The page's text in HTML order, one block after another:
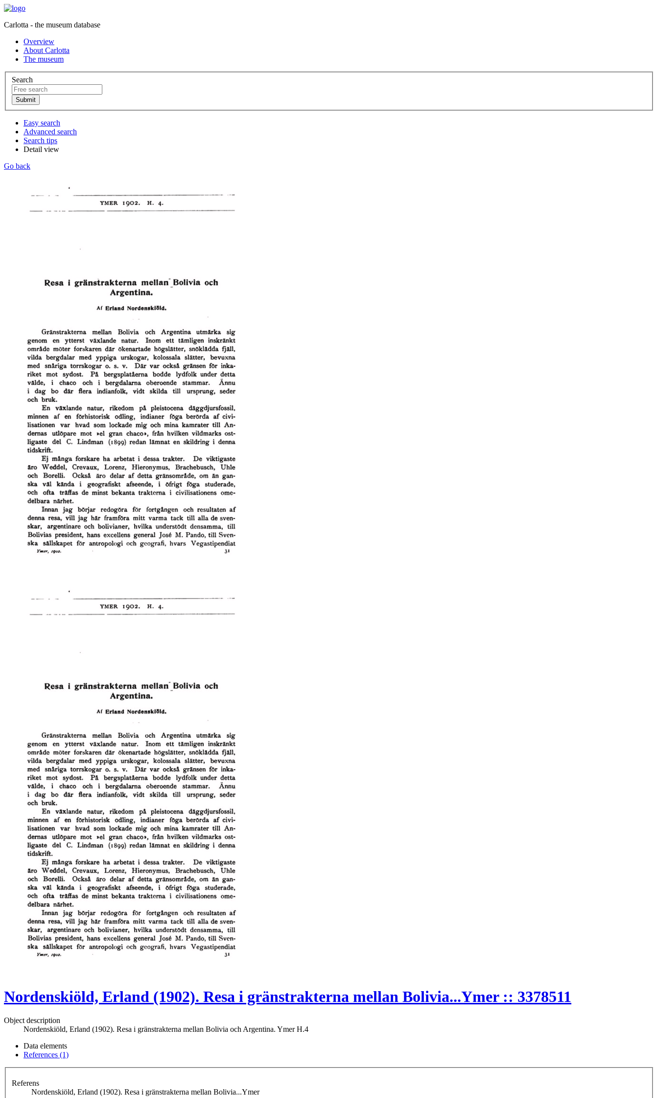
Carlotta - the museum database
Overview
About Carlotta
The museum
Search
Easy search
Advanced search
Search tips
Detail view
Go back
Nordenskiöld, Erland (1902). Resa i gränstrakterna mellan Bolivia...Ymer :: 3378511
Object description
Nordenskiöld, Erland (1902). Resa i gränstrakterna mellan Bolivia och Argentina. Ymer H.4
Data elements
References (1)
Referens
Nordenskiöld, Erland (1902). Resa i gränstrakterna mellan Bolivia...Ymer